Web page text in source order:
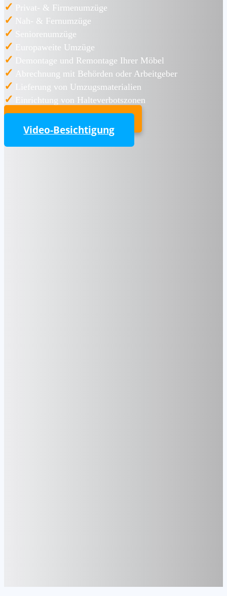
✓ Privat- & Firmenumzüge
✓ Nah- & Fernumzüge
✓ Seniorenumzüge
✓ Europaweite Umzüge
✓ Demontage und Remontage Ihrer Möbel
✓ Abrechnung mit Behörden oder Arbeitgeber
✓ Lieferung von Umzugsmaterialien
✓ Einrichtung von Halteverbotszonen
Video-Besichtigung